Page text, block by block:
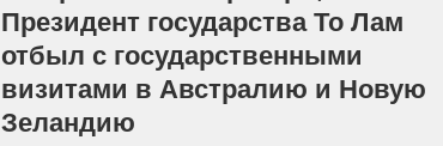
Президент государства То Лам
отбыл с государственными
визитами в Австралию и Новую
Зеландию